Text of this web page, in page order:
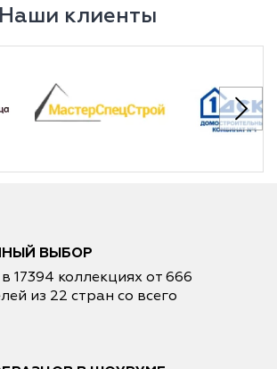
Наши клиенты
ВЫБОР
17394 коллекциях от 666
из 22 стран со всего